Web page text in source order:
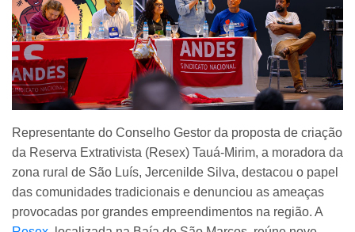
Representante do Conselho Gestor da proposta de criação
da Reserva Extrativista (Resex) Tauá-Mirim, a moradora da
zona rural de São Luís, Jercenilde Silva, destacou o papel
das comunidades tradicionais e denunciou as ameaças
provocadas por grandes empreendimentos na região. A